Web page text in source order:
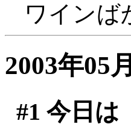
ワイン
2003年05
#1 今日は